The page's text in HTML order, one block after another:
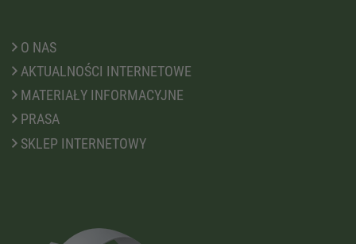
O NAS
AKTUALNOŚCI INTERNETOWE
MATERIAŁY INFORMACYJNE
PRASA
SKLEP INTERNETOWY